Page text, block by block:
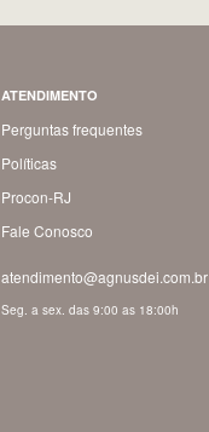
ATENDIMENTO
Perguntas frequentes
Políticas
Procon-RJ
Fale Conosco
atendimento@agnusdei.com.br
Seg. a sex. das 9:00 as 18:00h